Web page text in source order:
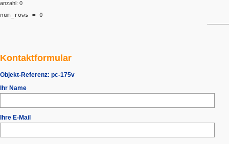
anzahl: 0
num_rows = 0
Kontaktformular
Objekt-Referenz: pc-175v
Ihr Name
Ihre E-Mail